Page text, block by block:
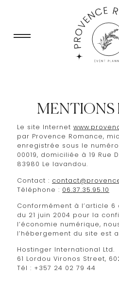
MENTIONS
Le site Internet
par Provence Romance,
enregistrée sous le numéro
00019, domiciliée à 19 Rue
83980 Le lavandou.
Contact :
Téléphone : 06.37.35.95.10
Conformément à l’article 6
du 21 juin 2004 pour la
l’économie numérique,
l’hébergement du site est
Hostinger International Ltd.
61 Lordou Vironos Street,
Tél : +357 24 02 79 44